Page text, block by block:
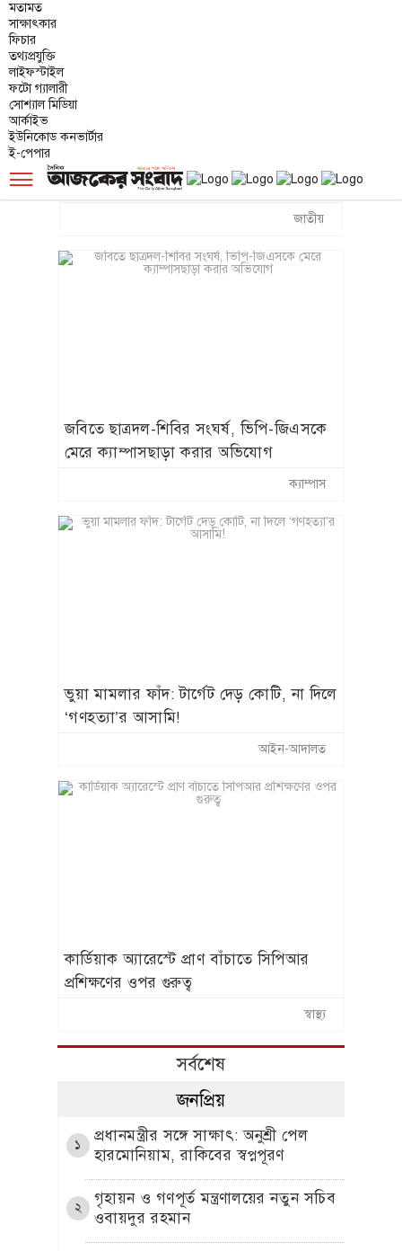
মতামত
সাক্ষাৎকার
ফিচার
তথ্যপ্রযুক্তি
লাইফস্টাইল
ফটো গ্যালারী
সোশ্যাল মিডিয়া
আর্কাইভ
ইউনিকোড কনভার্টার
ই-পেপার
☰
সংবিধানে গ্রহণযোগ্য একটা সংশোধনী
আনতে চাই: স্বরাষ্ট্রমন্ত্রী
জাতীয়
জবিতে ছাত্রদল-শিবির সংঘর্ষ, ভিপি-জিএসকে
মেরে ক্যাম্পাসছাড়া করার অভিযোগ
ক্যাম্পাস
​ভুয়া মামলার ফাঁদ: টার্গেট দেড় কোটি, না দিলে
‘গণহত্যা’র আসামি!
আইন-আদালত
কার্ডিয়াক অ্যারেস্টে প্রাণ বাঁচাতে সিপিআর
প্রশিক্ষণের ওপর গুরুত্ব
স্বাস্থ্য
সর্বশেষ
জনপ্রিয়
১
প্রধানমন্ত্রীর সঙ্গে সাক্ষাৎ: অনুশ্রী পেল
হারমোনিয়াম, রাকিবের স্বপ্নপূরণ
২
গৃহায়ন ও গণপূর্ত মন্ত্রণালয়ের নতুন সচিব
ওবায়দুর রহমান